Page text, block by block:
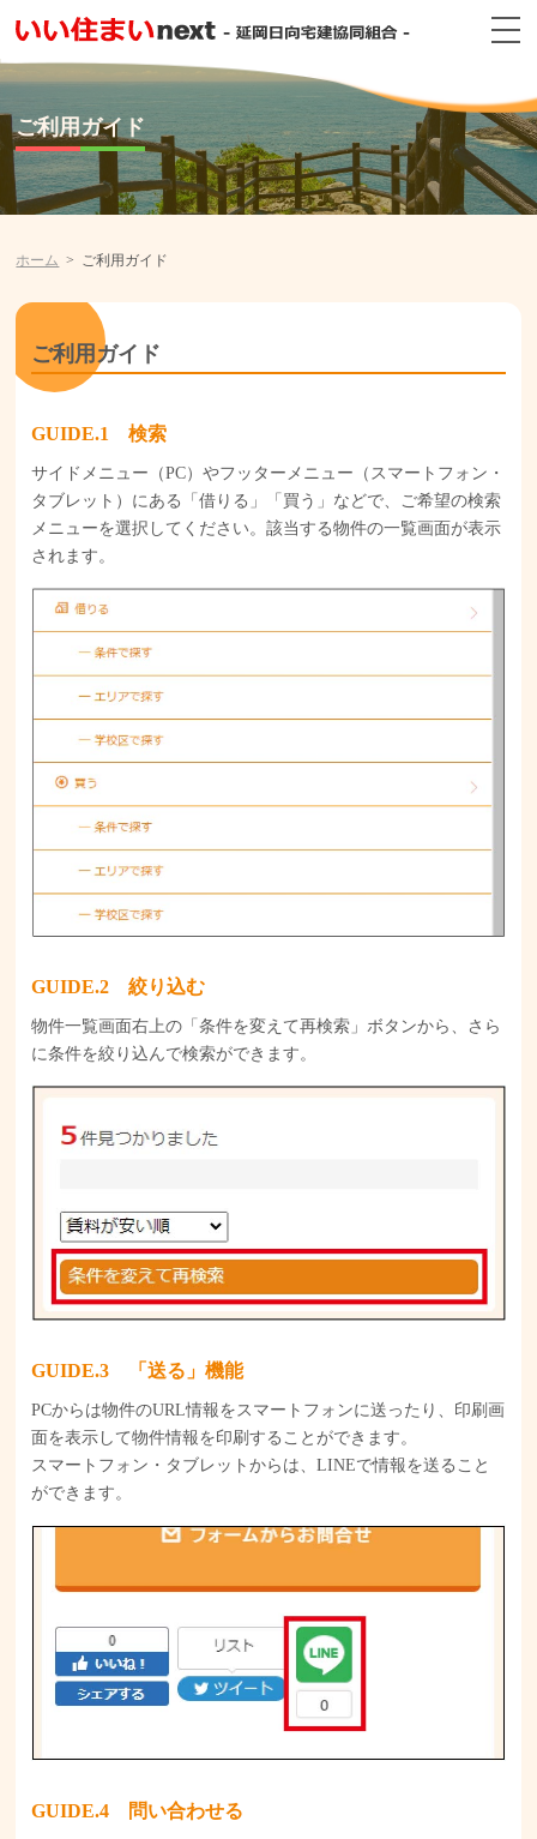
ご利用ガイド
ホーム ご利用ガイド
ご利用ガイド
GUIDE 検索
サイドメニュー（PC）やフッターメニュー（スマートフォン・
タブレット）にある「借りる」「買う」などで、ご希望の検索
メニューを選択してください。該当する物件の一覧画面が表示
されます。
GUIDE 絞り込む
物件一覧画面右上の「条件を変えて再検索」ボタンから、さら
に条件を絞り込んで検索ができます。
GUIDE 「送る」機能
PCからは物件のURL情報をスマートフォンに送ったり、印刷画
面を表示して物件情報を印刷することができます。
スマートフォン・タブレットからは、LINEで情報を送ること
ができます。
GUIDE 問い合わせる